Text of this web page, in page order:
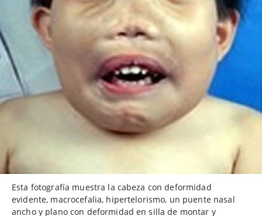
Esta fotografía muestra la cabeza con deformidad
evidente, macrocefalia, hipertelorismo, un puente nasal
ancho y plano con deformidad en silla de montar y